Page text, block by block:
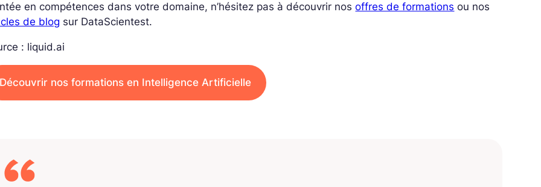
en compétences dans votre domaine, n’hésitez pas à découvrir nosoffres de formations ou nos
de blog sur DataScientest.
: liquid.ai
Découvrir nos formations en Intelligence Artificielle